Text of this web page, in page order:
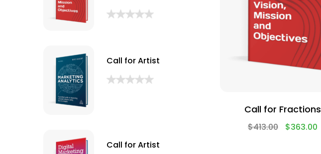
Call for Artist
Call for Artist
Call for Fractions
$413.00 $363.00